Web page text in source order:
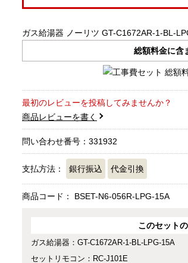
ガス給湯器 ノーリツ GT-C1672AR-1-BL-
総額料金に含
最初のレビューを投稿してみませんか？
商品レビューを書く
問い合わせ番号：331932
支払方法： 銀行振込 代金引換
商品コード： BSET-N6-056R-LPG-15A
このセット
ガス給湯器：GT-C1672AR-1-BL-LPG-15A
セットリモコン：RC-J101E